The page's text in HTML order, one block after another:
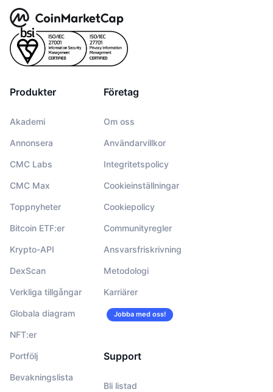
Produkter
Akademi
Annonsera
CMC Labs
CMC Max
Toppnyheter
Bitcoin ETF:er
Krypto-API
DexScan
Verkliga tillgångar
Globala diagram
NFT:er
Portfölj
Bevakningslista
Företag
Om oss
Användarvillkor
Integritetspolicy
Cookieinställningar
Cookiepolicy
Communityregler
Ansvarsfriskrivning
Metodologi
Karriärer
Jobba med oss!
Support
Bli listad